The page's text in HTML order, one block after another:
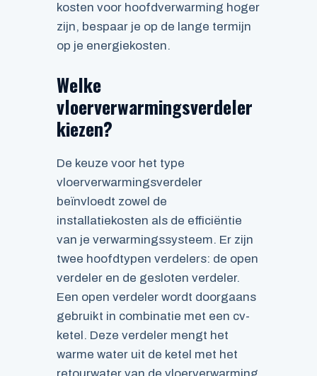
kosten voor hoofdverwarming hoger
zijn, bespaar je op de lange termijn
op je energiekosten.
Welke
vloerverwarmingsverdeler
kiezen?
De keuze voor het type
vloerverwarmingsverdeler
beïnvloedt zowel de
installatiekosten als de efficiëntie
van je verwarmingssysteem. Er zijn
twee hoofdtypen verdelers: de open
verdeler en de gesloten verdeler.
Een open verdeler wordt doorgaans
gebruikt in combinatie met een cv-
ketel. Deze verdeler mengt het
warme water uit de ketel met het